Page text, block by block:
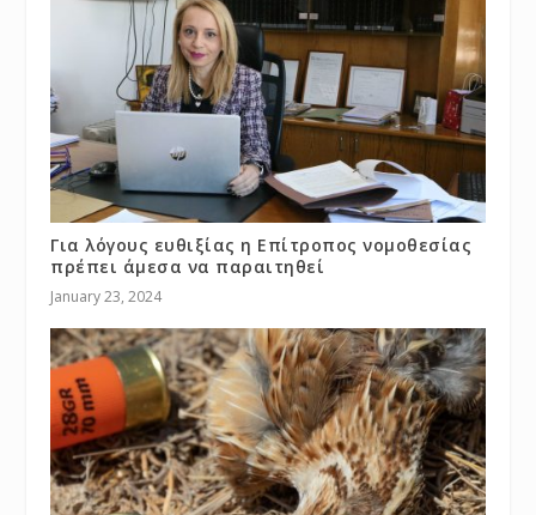
Για λόγους ευθιξίας η Επίτροπος νομοθεσίας
πρέπει άμεσα να παραιτηθεί
January 23, 2024